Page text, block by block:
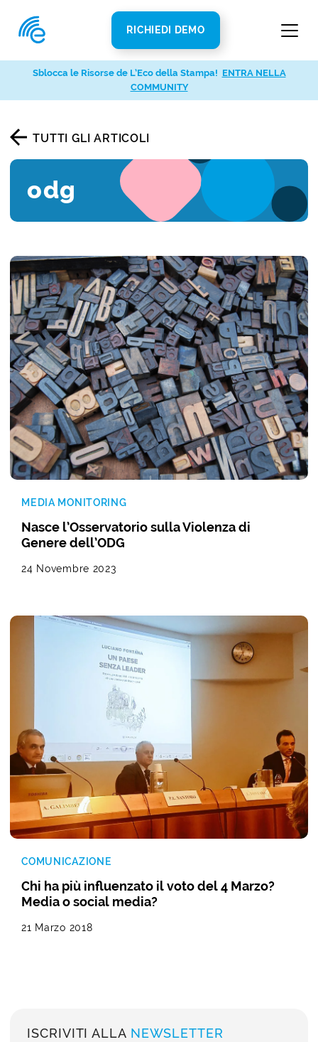
RICHIEDI DEMO
TUTTI GLI ARTICOLI
odg
MEDIA MONITORING
Nasce l’Osservatorio sulla Violenza di
Genere dell’ODG
24 Novembre 2023
COMUNICAZIONE
Chi ha più influenzato il voto del 4 Marzo?
Media o social media?
21 Marzo 2018
ISCRIVITI ALLA NEWSLETTER
Sblocca le Risorse de L’Eco della Stampa! ENTRA NELLA
COMMUNITY